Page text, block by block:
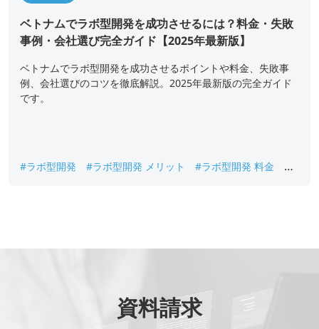
ベトナムでラボ型開発を成功させるには？料金・失敗
事例・会社選び完全ガイド【2025年最新版】
ベトナムでラボ型開発を成功させるポイントや料金、失敗事
例、会社選びのコツを徹底解説。2025年最新版の完全ガイド
です。
#ラボ型開発 #ラボ型開発 メリット #ラボ型開発 料金
#
資料請求